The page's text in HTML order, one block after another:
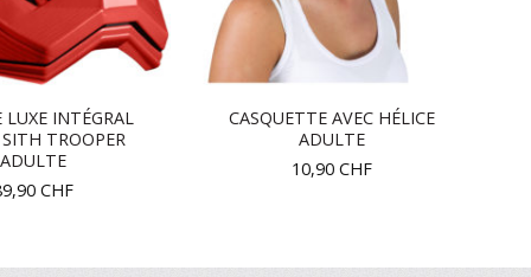
LUXE INTÉGRAL
TROOPER
ADULTE
CHF
CASQUETTE AVEC HÉLICE
ADULTE
10,90 CHF